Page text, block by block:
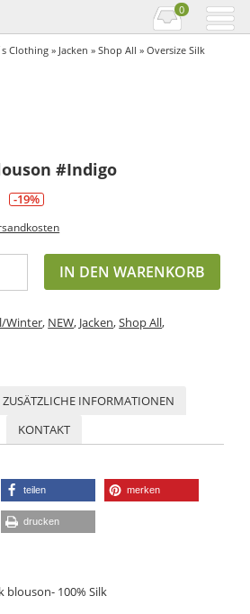
0
Clothing» Jacken »Shop All » Oversize Silk
#Indigo
-19%
IN DEN WARENKORB
Winter, NEW, Jacken,Shop All,
ZUSÄTZLICHE INFORMATIONEN
KONTAKT
teilen merken
drucken
blouson- 100% Silk